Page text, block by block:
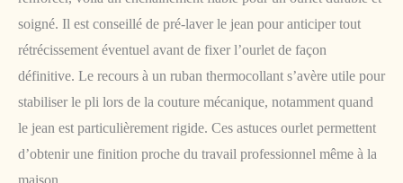
soigné. Il est conseillé de pré-laver le jean pour anticiper tout
rétrécissement éventuel avant de fixer l’ourlet de façon
définitive. Le recours à un ruban thermocollant s’avère utile pour
stabiliser le pli lors de la couture mécanique, notamment quand
le jean est particulièrement rigide. Ces astuces ourlet permettent
d’obtenir une finition proche du travail professionnel même à la
maison.